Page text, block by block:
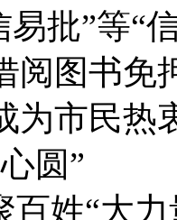
易批”等“
阅图书
为市民热
圆”
百姓“大力